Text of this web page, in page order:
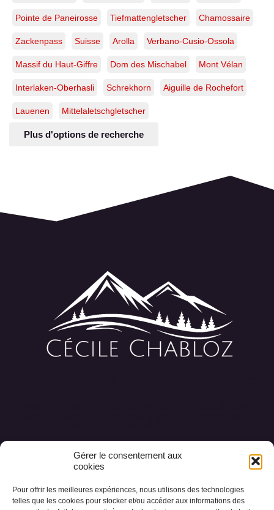
Gérer le consentement aux
cookies
Pour offrir les meilleures expériences, nous utilisons des technologies
telles que les cookies pour stocker et/ou accéder aux informations des
Pointe de Paneirosse Tiefmattengletscher Chamossaire
Zackenpass Suisse Arolla Verbano-Cusio-Ossola
Massif du Haut-Giffre Dom des Mischabel Mont Vélan
Interlaken-Oberhasli Schrekhorn Aiguille de Rochefort
Lauenen Mittelaletschgletscher
Plus d'options de recherche
Accueil Conception des œuvres